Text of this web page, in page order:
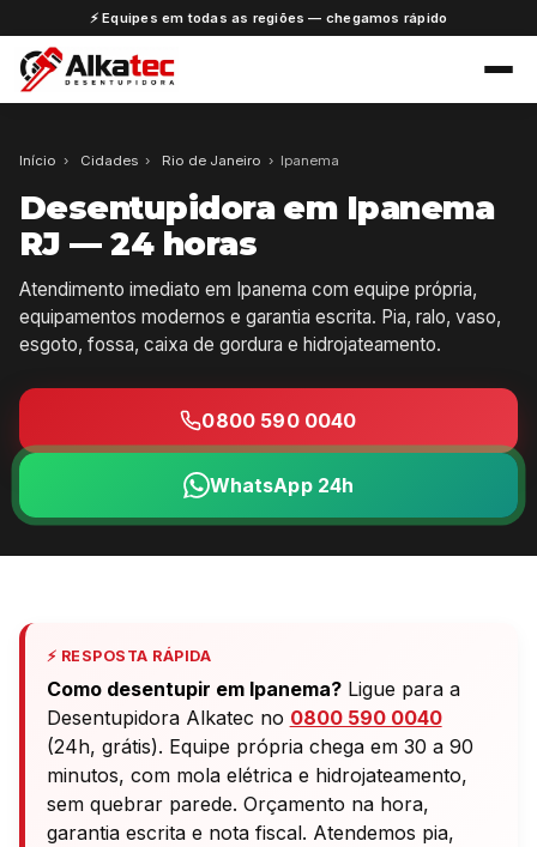
⚡ Equipes em todas as regiões — chegamos rápido
Início › Cidades › Rio de Janeiro › Ipanema
Desentupidora em Ipanema
RJ — 24 horas
Atendimento imediato em Ipanema com equipe própria,
equipamentos modernos e garantia escrita. Pia, ralo, vaso,
esgoto, fossa, caixa de gordura e hidrojateamento.
0800 590 0040
WhatsApp 24h
⚡ RESPOSTA RÁPIDA
Como desentupir em Ipanema?Ligue para a
Desentupidora Alkatec no 0800 590 0040
(24h, grátis). Equipe própria chega em 30 a 90
minutos, com mola elétrica e hidrojateamento,
sem quebrar parede. Orçamento na hora,
garantia escrita e nota fiscal. Atendemos pia,